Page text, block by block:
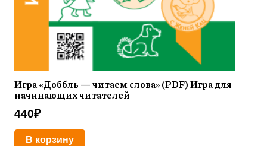
Игра «Доббль — читаем слова» (PDF) Игра для
начинающих читателей
440₽
В корзину